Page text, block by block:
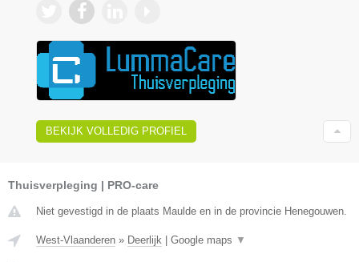
BEKIJK VOLLEDIG PROFIEL
Thuisverpleging | PRO-care
Niet gevestigd in de plaats Maulde en in de provincie Henegouwen.
West-Vlaanderen » Deerlijk | Google maps ▼